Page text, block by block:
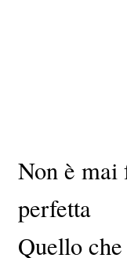
Non è mai
perfetta
Quello